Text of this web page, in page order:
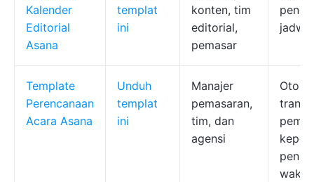
Kalender
Editorial
Asana
templat
ini
konten, tim
editorial,
pemasar
Template
Perencanaan
Acara Asana
Unduh
templat
ini
Manajer
pemasaran,
tim, dan
agensi
waktu